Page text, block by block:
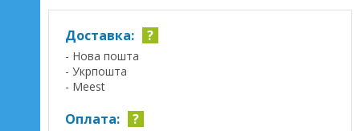
Доставка: ?
- Нова пошта
- Укрпошта
- Meest
Оплата: ?